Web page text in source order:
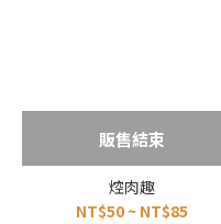
販售結束
焢肉趣
NT$50 ~ NT$85